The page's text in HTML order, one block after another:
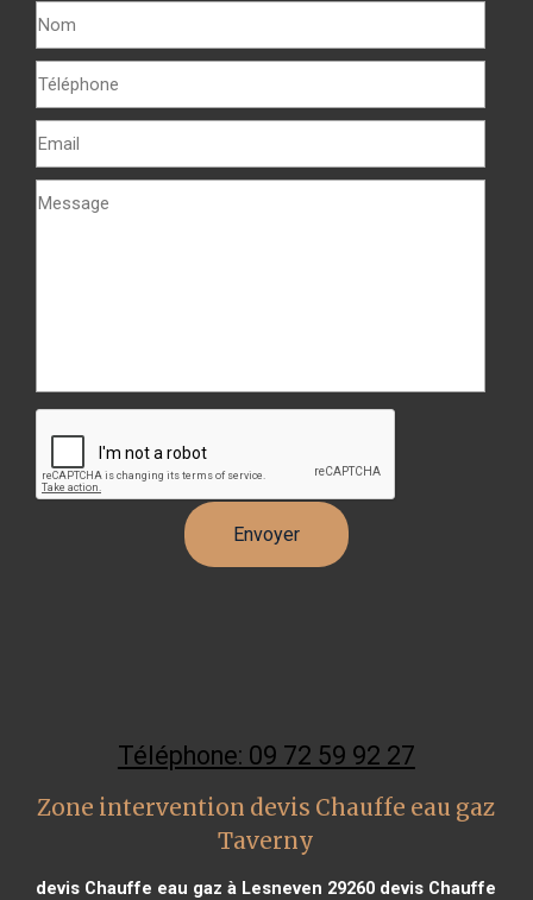
Téléphone: 09 72 59 92 27
Zone intervention devis Chauffe eau gaz
Taverny
devis Chauffe eau gaz à Lesneven 29260 devis Chauffe